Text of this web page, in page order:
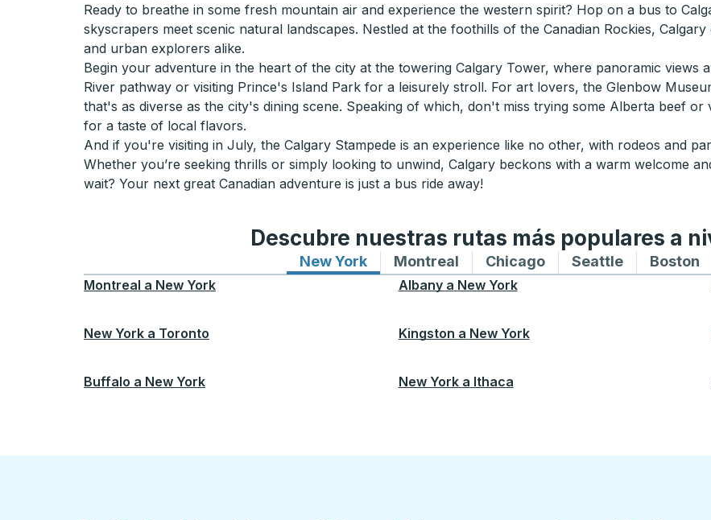
Ready to breathe in some fresh mountain air and experience the western spirit? Hop on a bus to
skyscrapers meet scenic natural landscapes. Nestled at the foothills of the Canadian Rockies,
and urban explorers alike.
Begin your adventure in the heart of the city at the towering Calgary Tower, where panoramic views
River pathway or visiting Prince's Island Park for a leisurely stroll. For art lovers, the Glenbow
that's as diverse as the city's dining scene. Speaking of which, don't miss trying some Alberta beef
for a taste of local flavors.
And if you're visiting in July, the Calgary Stampede is an experience like no other, with rodeos and
Whether you’re seeking thrills or simply looking to unwind, Calgary beckons with a warm welcome
wait? Your next great Canadian adventure is just a bus ride away!
Descubre nuestras rutas más populares a
New YorkRutas de autobuses hacia y desde New York
Montreal Rutas de autobuses hacia y desde
ChicagoRutas de autobuses
SeattleRutas de
Boston
Montreal a New York Albany a New York
New York a Toronto Kingston a New York
Buffalo a New York New York a Ithaca